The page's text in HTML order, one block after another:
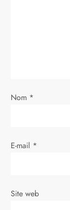
Nom *
E-mail *
Site web